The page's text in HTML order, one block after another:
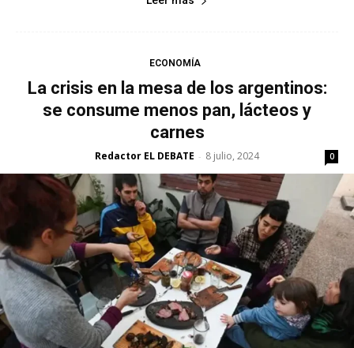
ECONOMÍA
La crisis en la mesa de los argentinos:
se consume menos pan, lácteos y
carnes
Redactor EL DEBATE - 8 julio, 2024 0